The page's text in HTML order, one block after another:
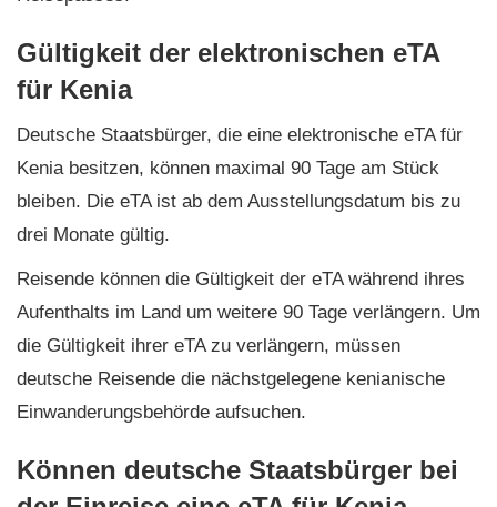
Gültigkeit der elektronischen eTA
für Kenia
Deutsche Staatsbürger, die eine elektronische eTA für
Kenia besitzen, können maximal 90 Tage am Stück
bleiben. Die eTA ist ab dem Ausstellungsdatum bis zu
drei Monate gültig.
Reisende können die Gültigkeit der eTA während ihres
Aufenthalts im Land um weitere 90 Tage verlängern. Um
die Gültigkeit ihrer eTA zu verlängern, müssen
deutsche Reisende die nächstgelegene kenianische
Einwanderungsbehörde aufsuchen.
Können deutsche Staatsbürger bei